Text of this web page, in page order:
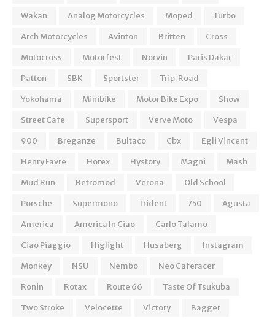
Wakan
Analog Motorcycles Moped
Turbo
Arch Motorcycles
Avinton Britten
Cross
Motocross
Motorfest Norvin
Paris Dakar
Patton
SBK Sportster
Trip. Road
Yokohama
Minibike Motor Bike Expo
Show
Street Cafe
Supersport Verve Moto
Vespa
900
Breganze Bultaco Cbx
Egli Vincent
Henry Favre
Horex Hystory Magni
Mash
Mud Run
Retromod Verona
Old School
Porsche
Supermono Trident 750
Agusta
America
America In Ciao
Carlo Talamo
Ciao Piaggio
Higlight Husaberg
Instagram
Monkey
NSU Nembo
Neo Caferacer
Ronin
Rotax Route 66
Taste Of Tsukuba
Two Stroke
Velocette Victory Bagger